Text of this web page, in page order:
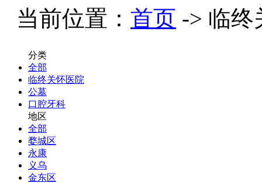
当前位置： 首页 -> 临终
分类
全部
临终关怀医院
公墓
口腔牙科
地区
全部
婺城区
永康
义乌
金东区